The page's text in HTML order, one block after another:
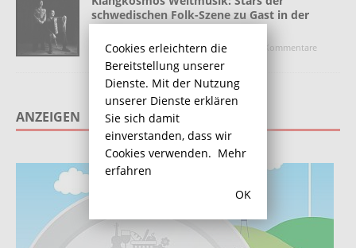
schwedischen Folk-Szene zu Gast in der
Marina Rünthe
8. Dezember 2017 Redaktion
Kommentare
deaktiviert
ANZEIGEN
Cookies erleichtern die
Bereitstellung unserer
Dienste. Mit der Nutzung
unserer Dienste erklären
Sie sich damit
einverstanden, dass wir
Cookies verwenden. Mehr
erfahren
OK